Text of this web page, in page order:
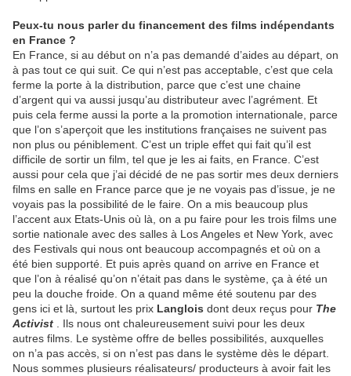
Peux-tu nous parler du financement des films indépendants
en France ?
En France, si au début on n’a pas demandé d’aides au départ, on
à pas tout ce qui suit. Ce qui n’est pas acceptable, c’est que cela
ferme la porte à la distribution, parce que c’est une chaine
d’argent qui va aussi jusqu’au distributeur avec l’agrément. Et
puis cela ferme aussi la porte a la promotion internationale, parce
que l’on s’aperçoit que les institutions françaises ne suivent pas
non plus ou péniblement. C’est un triple effet qui fait qu’il est
difficile de sortir un film, tel que je les ai faits, en France. C’est
aussi pour cela que j’ai décidé de ne pas sortir mes deux derniers
films en salle en France parce que je ne voyais pas d’issue, je ne
voyais pas la possibilité de le faire. On a mis beaucoup plus
l’accent aux Etats-Unis où là, on a pu faire pour les trois films une
sortie nationale avec des salles à Los Angeles et New York, avec
des Festivals qui nous ont beaucoup accompagnés et où on a
été bien supporté. Et puis après quand on arrive en France et
que l’on à réalisé qu’on n’était pas dans le système, ça à été un
peu la douche froide. On a quand même été soutenu par des
gens ici et là, surtout les prix Langlois dont deux reçus pour The
Activist . Ils nous ont chaleureusement suivi pour les deux
autres films. Le système offre de belles possibilités, auxquelles
on n’a pas accès, si on n’est pas dans le système dès le départ.
Nous sommes plusieurs réalisateurs/ producteurs à avoir fait les